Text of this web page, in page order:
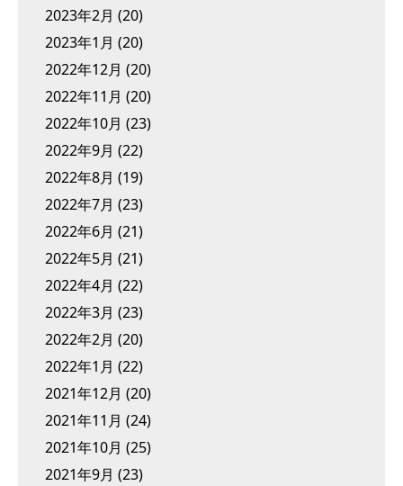
2023年2月 (20)
2023年1月 (20)
2022年12月 (20)
2022年11月 (20)
2022年10月 (23)
2022年9月 (22)
2022年8月 (19)
2022年7月 (23)
2022年6月 (21)
2022年5月 (21)
2022年4月 (22)
2022年3月 (23)
2022年2月 (20)
2022年1月 (22)
2021年12月 (20)
2021年11月 (24)
2021年10月 (25)
2021年9月 (23)